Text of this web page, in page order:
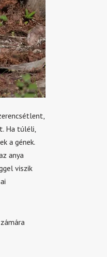
Ha túléli,
a gének.
anya
viszik